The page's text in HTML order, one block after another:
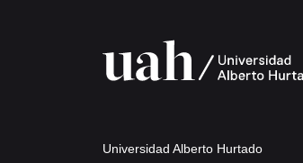
Universidad Alberto Hurtado